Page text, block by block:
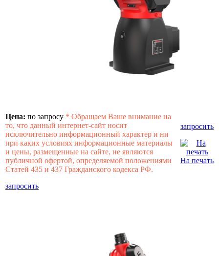
Цена: по запросу * Обращаем Ваше внимание на
то, что данный интернет-сайт носит
исключительно информационный характер и ни
при каких условиях информационные материалы
и цены, размещенные на сайте, не являются
публичной офертой, определяемой положениями
Статей 435 и 437 Гражданского кодекса РФ.
запросить
запросить
На печать